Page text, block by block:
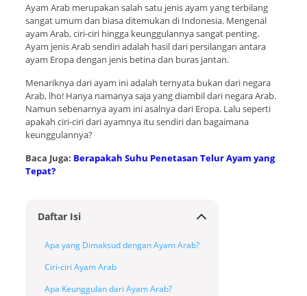
Ayam Arab merupakan salah satu jenis ayam yang terbilang
sangat umum dan biasa ditemukan di Indonesia. Mengenal
ayam Arab, ciri-ciri hingga keunggulannya sangat penting.
Ayam jenis Arab sendiri adalah hasil dari persilangan antara
ayam Eropa dengan jenis betina dan buras jantan.
Menariknya dari ayam ini adalah ternyata bukan dari negara
Arab, lho! Hanya namanya saja yang diambil dari negara Arab.
Namun sebenarnya ayam ini asalnya dari Eropa. Lalu seperti
apakah ciri-ciri dari ayamnya itu sendiri dan bagaimana
keunggulannya?
Baca Juga: Berapakah Suhu Penetasan Telur Ayam yang
Tepat?
Daftar Isi
Apa yang Dimaksud dengan Ayam Arab?
Ciri-ciri Ayam Arab
Apa Keunggulan dari Ayam Arab?